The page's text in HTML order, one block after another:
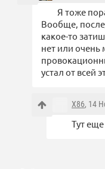
Я тоже
Вообще,
какое-то
нет или очень
устал от всей
X86, 14
Тут